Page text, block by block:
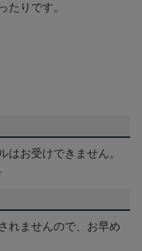
たりです。
はお受けできません。
れませんので、お早め